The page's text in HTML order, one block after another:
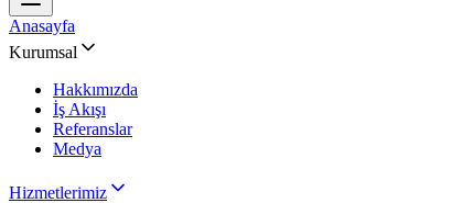
Anasayfa
Kurumsal
Hakkımızda
İş Akışı
Referanslar
Medya
Hizmetlerimiz